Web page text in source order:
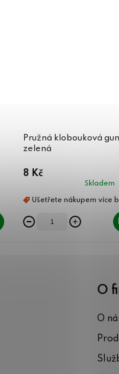
Pružná klobouková
zelená
8 Kč
Skladem
O
O